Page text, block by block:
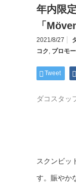
年内限
「
2021/8/27
コク, プロモ
Tweet
ダコスタッ
スクンビッ
す。賑やか